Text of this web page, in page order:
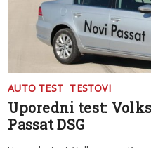
AUTO TEST TESTOVI
Uporedni test:
Passat DSG